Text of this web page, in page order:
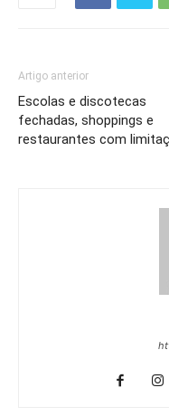
Artigo anterior
Escolas e discotecas
fechadas, shoppings e
restaurantes com